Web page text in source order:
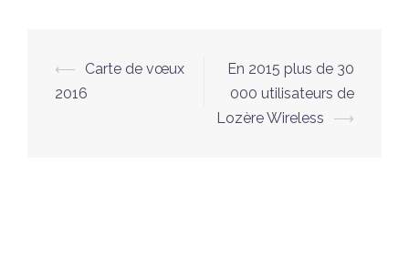
Navigation
d’article
⟵
Carte de vœux
2016
En 2015 plus de 30
000 utilisateurs de
Lozère Wireless
⟶